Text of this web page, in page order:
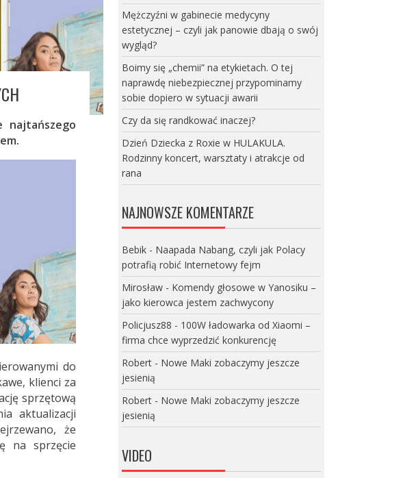
najtańszego
do
klienci za
sprzętową
aktualizacji
że
na sprzęcie
Mężczyźni w gabinecie medycyny
estetycznej – czyli jak panowie dbają o swój
wygląd?
Boimy się „chemii” na etykietach. O tej
naprawdę niebezpiecznej przypominamy
sobie dopiero w sytuacji awarii
Czy da się randkować inaczej?
Dzień Dziecka z Roxie w HULAKULA.
Rodzinny koncert, warsztaty i atrakcje od
rana
NAJNOWSZE KOMENTARZE
Bebik- Naapada Nabang, czyli jak Polacy
potrafią robić Internetowy fejm
Mirosław- Komendy głosowe w Yanosiku –
jako kierowca jestem zachwycony
Policjusz88 - 100W ładowarka od Xiaomi –
firma chce wyprzedzić konkurencję
Robert- Nowe Maki zobaczymy jeszcze
jesienią
Robert- Nowe Maki zobaczymy jeszcze
jesienią
VIDEO